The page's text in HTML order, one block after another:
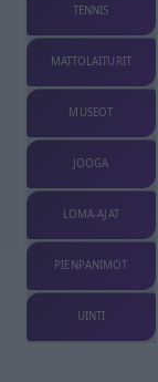
TENNIS
MATTOLAITURIT
MUSEOT
JOOGA
LOMA-AJAT
PIENPANIMOT
UINTI